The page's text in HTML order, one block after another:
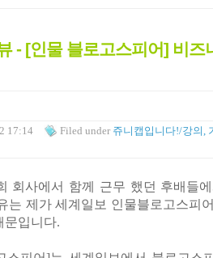
- [인물 블로고스피어] 비즈
17:14 Filed under 쥬니캡입니다!/강의,
회사에서 함께 근무 했던 후배들
는 제가 세계일보 인물블로고스피
문입니다.